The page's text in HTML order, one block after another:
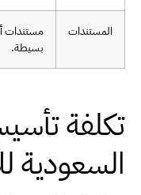
المستندات
مستندات
بسيطة.
تكلفة
السعودية